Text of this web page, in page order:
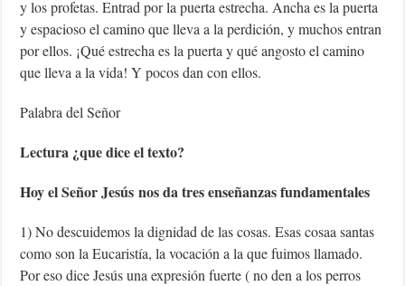
y los profetas. Entrad por la puerta estrecha. Ancha es la puerta
y espacioso el camino que lleva a la perdición, y muchos entran
por ellos. ¡Qué estrecha es la puerta y qué angosto el camino
que lleva a la vida! Y pocos dan con ellos.
Palabra del Señor
Lectura ¿que dice el texto?
Hoy el SeñorJesús nos da tres enseñanzas fundamentales
1) No descuidemos la dignidad de las cosas. Esas cosaa santas
como son la Eucaristía, la vocación a la que fuimos llamado.
Por eso dice Jesús una expresión fuerte ( no den a los perros